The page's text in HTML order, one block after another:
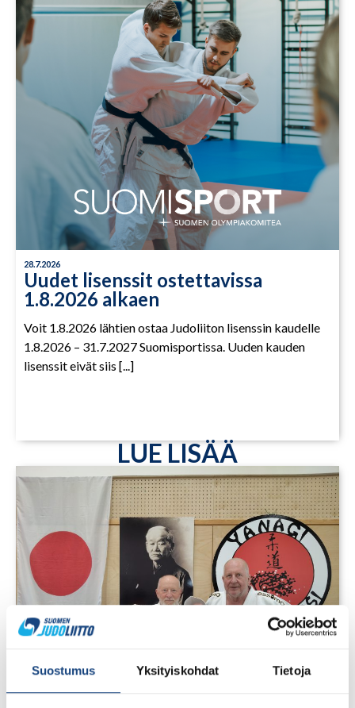
Suostumus Yksityiskohdat Tietoja
28.7.2026
Uudet lisenssit ostettavissa
1.8.2026 alkaen
Voit 1.8.2026 lähtien ostaa Judoliiton lisenssin kaudelle
1.8.2026 – 31.7.2027 Suomisportissa. Uuden kauden
lisenssit eivät siis [...]
LUE LISÄÄ